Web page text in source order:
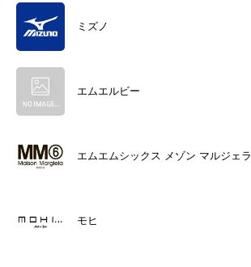
ミズノ
エムエルビー
エムエムシックス メゾン マルジェラ
モヒ